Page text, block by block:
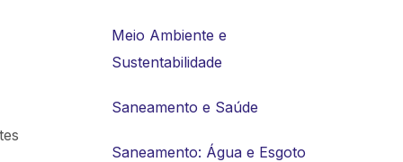
Meio Ambiente e
Sustentabilidade
Saneamento e Saúde
Saneamento: Água e Esgoto